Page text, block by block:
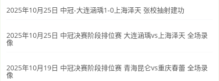
2025年10月25日 中冠-大连涵瑀1-0上海泽天 张校抽射建功
2025年10月25日 中冠决赛阶段排位赛 大连涵瑀vs上海泽天 全场录
像
2025年10月19日 中冠决赛阶段排位赛 青海昆仑vs重庆春蕾 全场录
像